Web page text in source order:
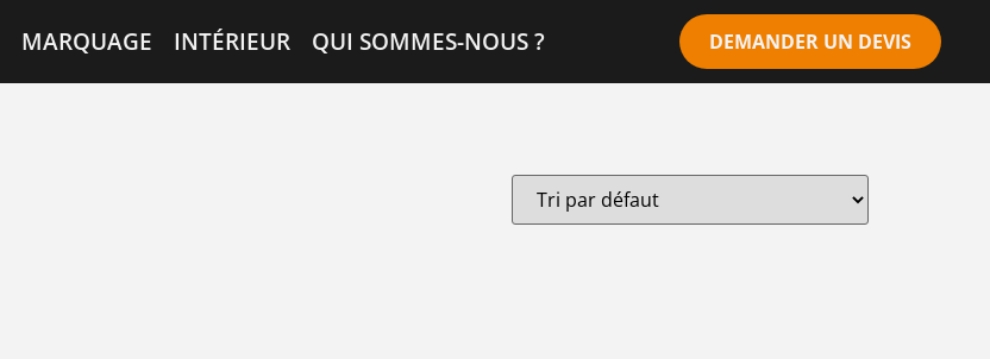
MARQUAGE INTÉRIEUR QUI SOMMES-NOUS ? DEMANDER UN DEVIS